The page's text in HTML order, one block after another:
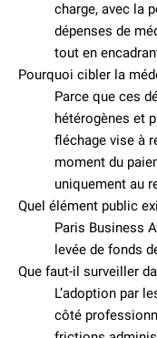
charge, avec la
dépenses de
tout en
Pourquoi cibler la
Parce que ces
hétérogènes et
fléchage vise à
moment du
uniquement au
Quel élément public
Paris Business
levée de fonds
Que faut-il surveiller
L’adoption par
côté